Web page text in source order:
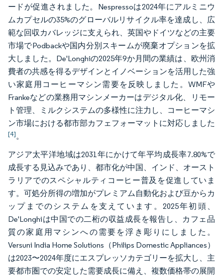
ードが促進されました。Nespressoは2024年にアルミニウ
ムカプセルの35%のグローバルリサイクル率を達成し、広
範な回収カバレッジに支えられ、英国やドイツなどの主要
市場でPodbackや国内分別スキームが廃棄オプションを拡
大しました。De'Longhiの2025年9か月間の業績は、欧州消
費者の共感を得るデザインとイノベーションを活用した強
い家庭用コーヒーマシン需要を反映しました。WMFや
Frankeなどの業務用マシンメーカーはデジタル化、リモー
ト管理、ミルクシステムの多様性に注力し、コーヒーマシ
ン市場における都市部カフェフォーマットに対応しました
[4]。
アジア太平洋地域は2031年にかけて年平均成長率7.80%で
成長する見込みであり、都市化が中国、インド、オースト
ラリアでのスペシャルティコーヒー普及を促進していま
す。可処分所得の増加がプレミアム自動化および豆からカ
ップまでのシステムを支えています。2025年初頭、
De'Longhiは中国での二桁の収益成長を報告し、カフェ品
質の家庭用マシンへの需要を浮き彫りにしました。
Versuni India Home Solutions（Philips Domestic Appliances）
は2023〜2024年度にエスプレッソカテゴリーを拡大し、主
要都市圏での安定した需要成長に備え、複数価格帯の展開